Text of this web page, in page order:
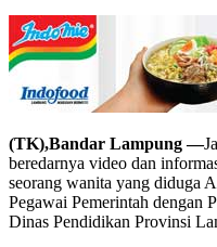
(TK),Bandar Lampung —
beredarnya video dan
seorang wanita yang diduga
Pegawai Pemerintah dengan
Dinas Pendidikan Provinsi